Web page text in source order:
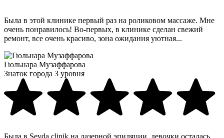
Была в этой клинике первый раз на роликовом массаже. Мне
очень понравилось! Во-первых, в клинике сделан свежий
ремонт, все очень красиво, зона ожидания уютная...
Гюльнара Музаффарова
Знаток города 3 уровня
Была в Sevda clinik на лазерной эпиляции, девочки осталась